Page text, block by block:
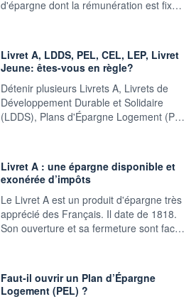
d'épargne dont la rémunération est fix…
Livret A, LDDS, PEL, CEL, LEP, Livret
Jeune: êtes-vous en règle?
Détenir plusieurs Livrets A, Livrets de
Développement Durable et Solidaire
(LDDS), Plans d'Épargne Logement (P…
Livret A : une épargne disponible et
exonérée d’impôts
Le Livret A est un produit d'épargne très
apprécié des Français. Il date de 1818.
Son ouverture et sa fermeture sont fac…
Faut-il ouvrir un Plan d’Épargne
Logement (PEL) ?